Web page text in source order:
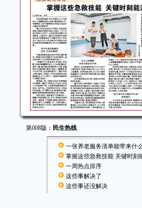
第008版： 民生热线
一张养老服务清单能带来什
掌握这些急救技能 关键时刻
一周热点排序
这些事解决了
这些事还没解决